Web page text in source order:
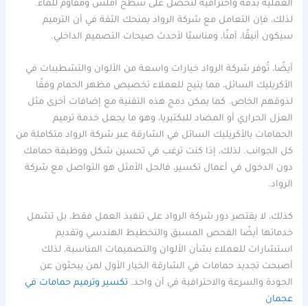
العملية بدقة واحترافية لتحصل على سطح أملس ومقاوم للماء.
لذلك، فإن التعامل مع شركة الرواد يمنحك الثقة في أن الترميم
سيكون أنيقًا، آمنًا، ومناسبًا لأحدث صيحات التصميم الداخلي.
أيضًا، تُوفر شركة الرواد خيارات واسعة من الألوان والتشطيبات في
الأكريليك السائل، مما يتيح للعملاء تخصيص مظهر الحمام وفقًا
لذوقهم الخاص. كما يمكن دمج هذه التقنية مع إضافات أخرى مثل
العزل الحراري أو المضاد للبكتيريا، وهو ما يجعل خدمة ترميم
الحمامات بالأكريليك السائل في الشارقة عبر شركة الرواد متكاملة من
كل الجوانب. لذلك، إذا كنت ترغب في تحسين شكل ووظيفة حمامك
دون الدخول في أعمال تكسير، فالحل الأمثل هو التواصل مع شركة
الرواد.
كذلك، لا يقتصر دور شركة الرواد على تنفيذ العمل فقط، بل تشمل
خدماتها أيضًا الفحص المسبق والتخطيط الهندسي وتقديم
استشارات للعملاء بشأن الألوان والتصميمات المناسبة، لذلك
أصبحت تجديد حمامات في الشارقة الخيار الأول لمن يبحثون عن
الجودة والسرعة والاحترافية في آن واحد. تكسير وترميم حمامات في
عجمان